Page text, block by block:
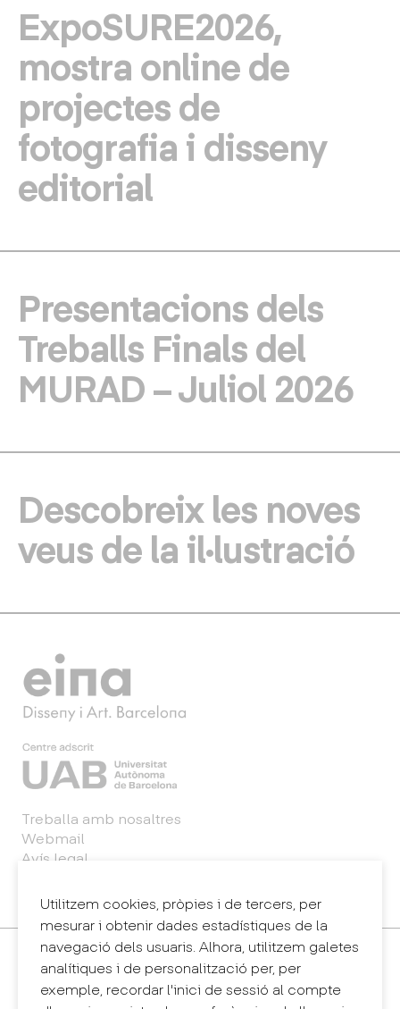
ExpoSURE2026,
mostra online de
projectes de
fotografia i disseny
editorial
Presentacions dels
Treballs Finals del
MURAD – Juliol 2026
Descobreix les noves
veus de la il·lustració
Utilitzem cookies, pròpies i de tercers, per
mesurar i obtenir dades estadístiques de la
navegació dels usuaris. Alhora, utilitzem galetes
analítiques i de personalització per, per
exemple, recordar l'inici de sessió al compte
Treballa amb nosaltres
Webmail
Avís legal
Sintema intern d'informació (canal de denúncies)
Contacte
+34 932 030 923
info@eina.cat